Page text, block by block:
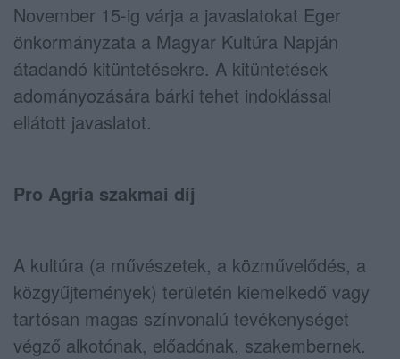
November 15-ig várja a javaslatokat Eger
önkormányzata a Magyar Kultúra Napján
átadandó kitüntetésekre. A kitüntetések
adományozására bárki tehet indoklással
ellátott javaslatot.
Pro Agria szakmai díj
A kultúra (a művészetek, a közművelődés, a
közgyűjtemények) területén kiemelkedő vagy
tartósan magas színvonalú tevékenységet
végző alkotónak, előadónak, szakembernek.